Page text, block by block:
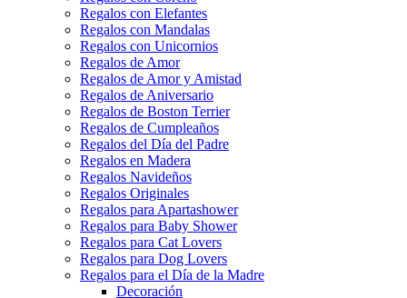
Regalos con Elefantes
Regalos con Mandalas
Regalos con Unicornios
Regalos de Amor
Regalos de Amor y Amistad
Regalos de Aniversario
Regalos de Boston Terrier
Regalos de Cumpleaños
Regalos del Día del Padre
Regalos en Madera
Regalos Navideños
Regalos Originales
Regalos para Apartashower
Regalos para Baby Shower
Regalos para Cat Lovers
Regalos para Dog Lovers
Regalos para el Día de la Madre
Decoración